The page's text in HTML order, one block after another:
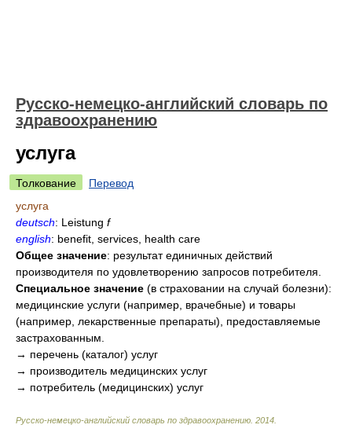
Русско-немецко-английский словарь по
здравоохранению
услуга
Толкование
Перевод
услуга
deutsch: Leistung f
english: benefit, services, health care
Общее значение: результат единичных действий
производителя по удовлетворению запросов потребителя.
Специальное значение (в страховании на случай болезни):
медицинские услуги (например, врачебные) и товары
(например, лекарственные препараты), предоставляемые
застрахованным.
→ перечень (каталог) услуг
→ производитель медицинских услуг
→ потребитель (медицинских) услуг
Русско-немецко-английский словарь по здравоохранению 2014